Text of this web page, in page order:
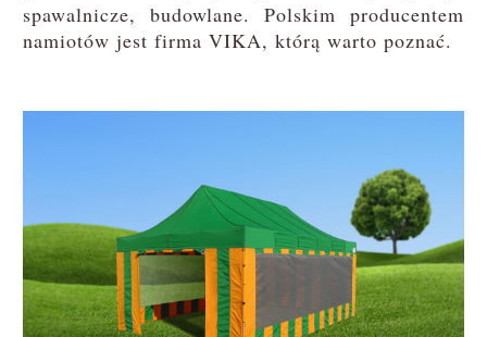
spawalnicze, budowlane. Polskim producentem
namiotów jest firma VIKA, którą warto poznać.